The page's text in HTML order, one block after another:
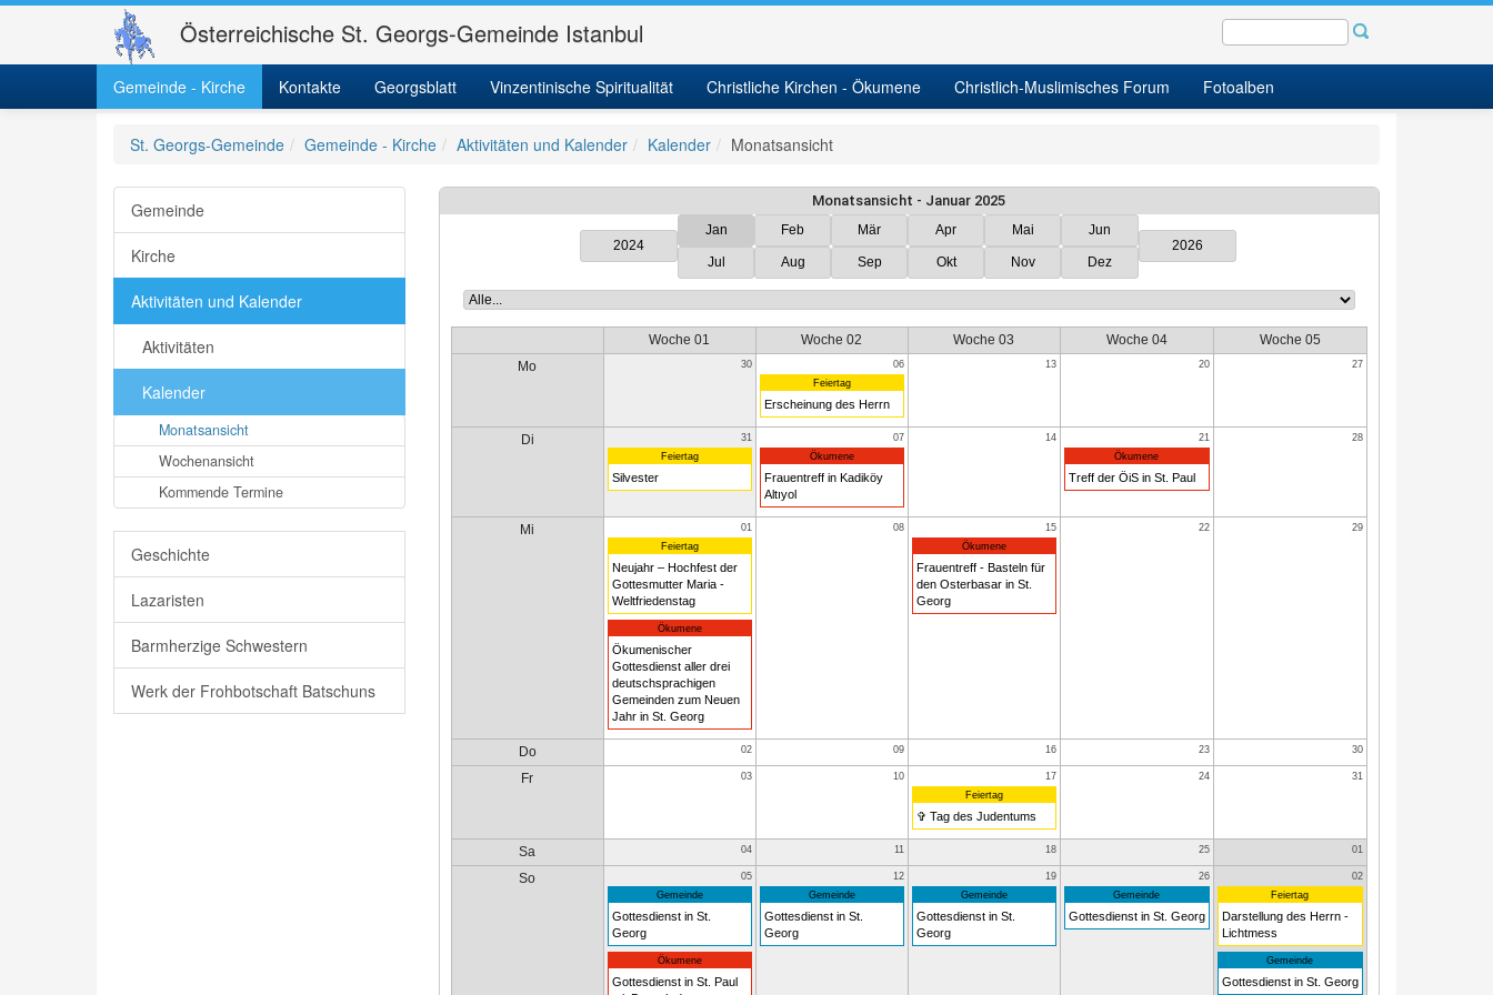
Österreichische St. Georgs-Gemeinde Istanbul
Gemeinde - Kirche Kontakte Georgsblatt Vinzentinische Spiritualität Christliche Kirchen - Ökumene Christlich-Muslimisches Forum Fotoalben
St. Georgs-Gemeinde Gemeinde - Kirche Aktivitäten und Kalender Kalender Monatsansicht
Gemeinde
Kirche
Aktivitäten und Kalender
Aktivitäten
Kalender
Monatsansicht
Wochenansicht
Kommende Termine
Geschichte
Lazaristen
Barmherzige Schwestern
Werk der Frohbotschaft Batschuns
Monatsansicht - Januar 2025
2024
Jan Feb Mär Apr Mai Jun
Jul Aug Sep Okt Nov Dez
2026
Woche 01 Woche 02 Woche 03 Woche 04
Woche 05
Mo
30
06
Feiertag
Erscheinung des Herrn
13 20 27
Di
31
Feiertag
Silvester
07
Ökumene
Frauentreff in Kadiköy
Altıyol
14
21
Ökumene
Treff der ÖiS in St. Paul
28
Mi
01
Feiertag
Neujahr – Hochfest der
Gottesmutter Maria -
Weltfriedenstag
Ökumene
Ökumenischer
Gottesdienst aller drei
deutschsprachigen
Gemeinden zum Neuen
Jahr in St. Georg
08
15
Ökumene
Frauentreff - Basteln für
den Osterbasar in St.
Georg
22 29
Do 02 09 16 23 30
Fr 03 10
17
Feiertag
✞ Tag des Judentums
24 31
Sa 04 11 18 25 01
So
05
Gemeinde
Gottesdienst in St.
Georg
Ökumene
Gottesdienst in St. Paul
12
Gemeinde
Gottesdienst in St.
Georg
19
Gemeinde
Gottesdienst in St.
Georg
26
Gemeinde
Gottesdienst in St. Georg
02
Feiertag
Darstellung des Herrn -
Lichtmess
Gemeinde
Gottesdienst in St. Georg